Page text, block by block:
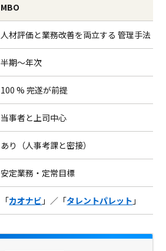
MBO
人材評価と業務改善を両立する 管理手法
半期〜年次
100 % 完遂が前提
当事者と上司中心
あり（人事考課と密接）
安定業務・定常目標
「カオナビ 」／「タレントパレット 」